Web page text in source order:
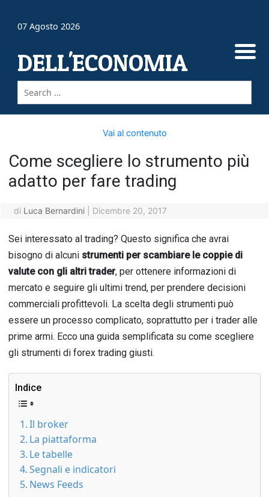
07 Agosto 2026
DELL'ECONOMIA
Vai al contenuto
Come scegliere lo strumento più
adatto per fare trading
di Luca Bernardini Dicembre 20, 2017
Sei interessato al trading? Questo significa che avrai
bisogno di alcuni strumenti per scambiare le coppie di
valute con gli altri trader, per ottenere informazioni di
mercato e seguire gli ultimi trend, per prendere decisioni
commerciali profittevoli. La scelta degli strumenti può
essere un processo complicato, soprattutto per i trader alle
prime armi. Ecco una guida semplificata su come scegliere
gli strumenti di forex trading giusti.
Indice
Il broker
La piattaforma
Le tabelle
Segnali e indicatori
News Feeds